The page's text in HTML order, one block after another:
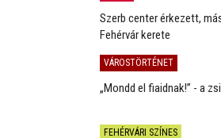
Szerb center érkezett,
Fehérvár kerete
VÁROSTÖRTÉNET
„Mondd el fiaidnak!” - a
FEHÉRVÁRI SZÍNES